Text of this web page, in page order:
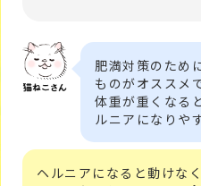
肥満対策のため
ものがオススメ
体重が重くなる
ルニアになりや
ヘルニアになると動けな